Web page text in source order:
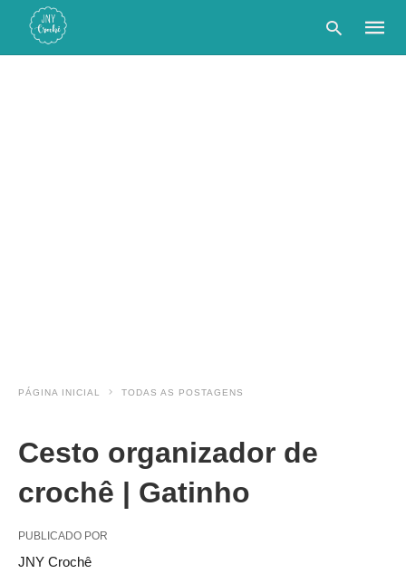
PÁGINA INICIAL TODAS AS POSTAGENS
Cesto organizador de
crochê | Gatinho
PUBLICADO POR
JNY Crochê